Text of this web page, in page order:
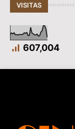
VISITAS
607,004